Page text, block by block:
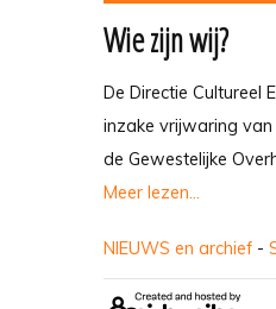
Wie zijn wij?
De Directie Cultureel
inzake vrijwaring
de Gewestelijke
Meer lezen...
NIEUWS en archief -